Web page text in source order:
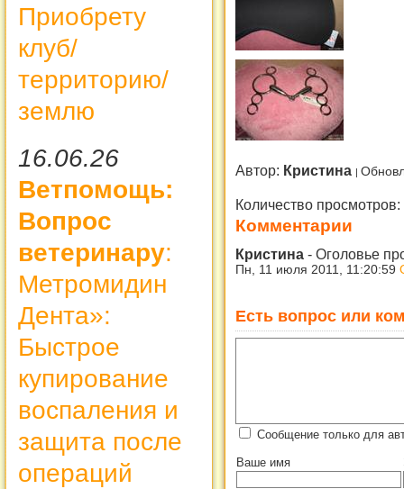
Приобрету
клуб/
территорию/
землю
16.06.26
Ветпомощь:
Вопрос
ветеринару:
Метромидин
Дента»:
Быстрое
купирование
воспаления и
защита после
операций
Автор: Кристина
Количество просмотров:
Комментарии
Кристина - Оголовье
Пн, 11 июля 2011, 11:20:59
Есть вопрос или
Сообщение только для
Ваше имя